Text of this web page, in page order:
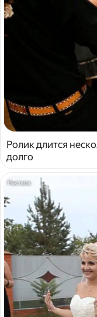
Ролик длится
долго